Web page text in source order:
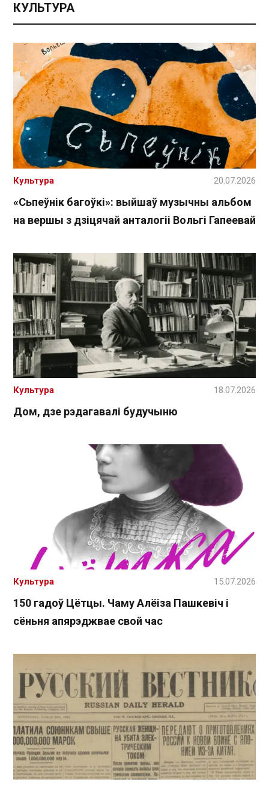
КУЛЬТУРА
«Сьпеўнік багоўкі»: выйшаў музычны альбом
на вершы з дзіцячай анталогіі Вольгі Гапеевай
Культура 20.07.2026
Дом, дзе рэдагавалі будучыню
Культура 18.07.2026
150 гадоў Цётцы. Чаму Алёіза Пашкевіч і
сёньня апярэджвае свой час
Культура 15.07.2026